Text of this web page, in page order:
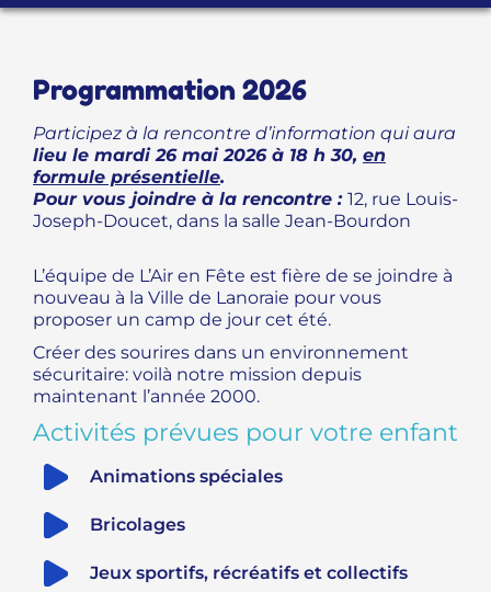
Programmation 2026
Participez à la rencontre d’information qui aura
lieu le mardi 26 mai 2026 à 18 h 30, en
formule présentielle.
Pour vous joindre à la rencontre : 12, rue Louis-
Joseph-Doucet, dans la salle Jean-Bourdon
L’équipe de L’Air en Fête est fière de se joindre à
nouveau à la Ville de Lanoraie pour vous
proposer un camp de jour cet été.
Créer des sourires dans un environnement
sécuritaire: voilà notre mission depuis
maintenant l’année 2000.
Activités prévues pour votre enfant
Animations spéciales
Bricolages
Jeux sportifs, récréatifs et collectifs